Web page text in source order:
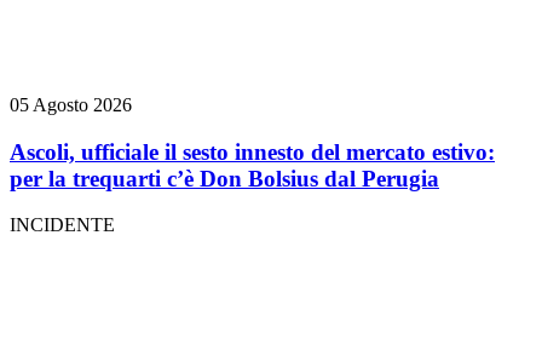
05 Agosto 2026
Ascoli, ufficiale il sesto innesto del mercato estivo:
per la trequarti c’è Don Bolsius dal Perugia
INCIDENTE